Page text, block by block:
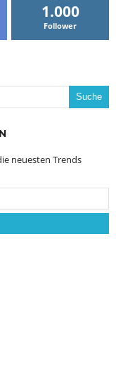
1.000
Follower
neuesten Trends